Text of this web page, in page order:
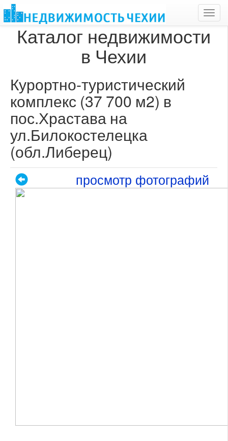
Каталог недвижимости
в Чехии
Курортно-туристический
комплекс (37 700 м2) в
пос.Храстава на
ул.Билокостелецка
(обл.Либерец)
просмотр фотографий